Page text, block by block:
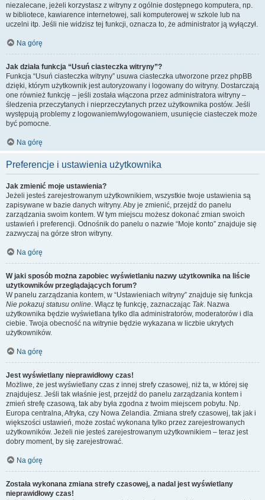
niezalecane, jeżeli korzystasz z witryny z ogólnie dostępnego komputera, np.
w bibliotece, kawiarence internetowej, sali komputerowej w szkole lub na
uczelni itp. Jeśli nie widzisz tej funkcji, oznacza to, że administrator ją wyłączył.
Na górę
Jak działa funkcja “Usuń ciasteczka witryny”?
Funkcja “Usuń ciasteczka witryny” usuwa ciasteczka utworzone przez phpBB
dzięki, którym użytkownik jest autoryzowany i logowany do witryny. Dostarczają
one również funkcję – jeśli została włączona przez administratora witryny –
śledzenia przeczytanych i nieprzeczytanych przez użytkownika postów. Jeśli
występują problemy z logowaniem/wylogowaniem, usunięcie ciasteczek może
być pomocne.
Na górę
Preferencje i ustawienia użytkownika
Jak zmienić moje ustawienia?
Jeżeli jesteś zarejestrowanym użytkownikiem, wszystkie twoje ustawienia są
zapisywane w bazie danych witryny. Aby je zmienić, przejdź do panelu
zarządzania swoim kontem. W tym miejscu możesz dokonać zmian swoich
ustawień i preferencji. Odnośnik do panelu o nazwie “Moje konto” znajduje się
zazwyczaj na górze stron witryny.
Na górę
W jaki sposób można zapobiec wyświetlaniu nazwy użytkownika na liście
użytkowników przeglądających forum?
W panelu zarządzania kontem, w “Ustawieniach witryny” znajduje się funkcja
Nie pokazuj statusu online. Włącz tę funkcję, zaznaczając Tak. Nazwa
użytkownika będzie wyświetlana tylko dla administratorów, moderatorów i dla
ciebie. Twoja obecność na witrynie będzie wykazana w liczbie ukrytych
użytkowników.
Na górę
Jest wyświetlany nieprawidłowy czas!
Możliwe, że jest wyświetlany czas z innej strefy czasowej, niż ta, w której się
znajdujesz. Jeśli tak właśnie jest, przejdź do panelu zarządzania kontem i
zmień strefę czasową, tak aby była zgodna z twoim miejscem pobytu. Np.
Europa centralna, Afryka, czy Nowa Zelandia. Zmiana strefy czasowej, tak jak i
większości ustawień, może zostać wykonana tylko przez zarejestrowanych
użytkowników. Jeżeli nie jesteś zarejestrowanym użytkownikiem – teraz jest
dobry moment, by się zarejestrować.
Na górę
Została wykonana zmiana strefy czasowej, a nadal jest wyświetlany
nieprawidłowy czas!